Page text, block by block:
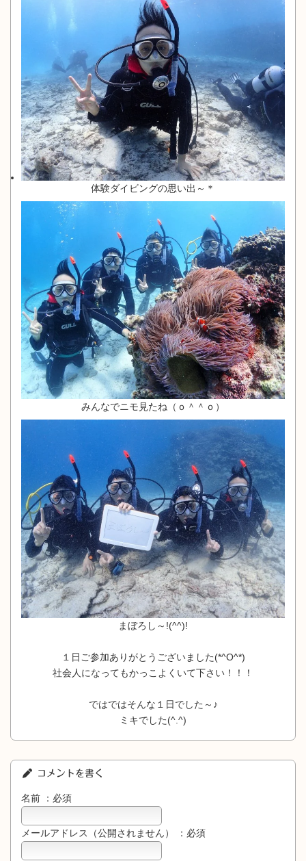
体験ダイビングの思い出～＊
みんなでニモ見たね（ｏ＾＾ｏ）
まぼろし～!(^^)!
１日ご参加ありがとうございました(*^O^*)
社会人になってもかっこよくいて下さい！！！
ではではそんな１日でした～♪
ミキでした(^.^)
コメントを書く
名前 ：必須
メールアドレス（公開されません） ：必須